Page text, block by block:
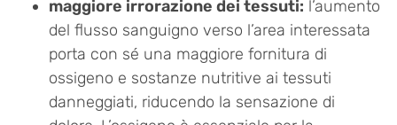
maggiore irrorazione dei tessuti: l’aumento
del flusso sanguigno verso l’area interessata
porta con sé una maggiore fornitura di
ossigeno e sostanze nutritive ai tessuti
danneggiati, riducendo la sensazione di